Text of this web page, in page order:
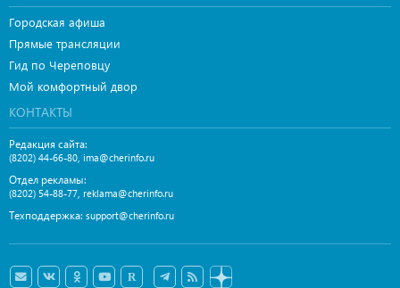
Городская афиша
Прямые трансляции
Гид по Череповцу
Мой комфортный двор
КОНТАКТЫ
Редакция сайта:
(8202) 44-66-80 ima@cherinfo.ru
Отдел рекламы:
(8202) 54-88-77 reklama@cherinfo.ru
Техподдержка: support@cherinfo.ru